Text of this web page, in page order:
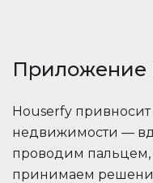
Приложение
Houserfy
недвижимости —
проводим
принимаем